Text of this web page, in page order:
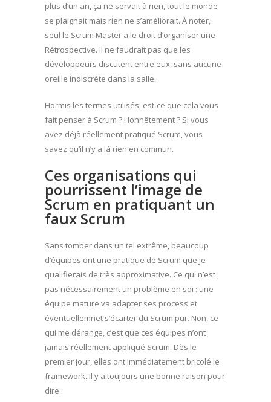
plus d’un an, ça ne servait à rien, tout le monde
se plaignait mais rien ne s’améliorait. À noter,
seul le Scrum Master a le droit d’organiser une
Rétrospective. Il ne faudrait pas que les
développeurs discutent entre eux, sans aucune
oreille indiscrète dans la salle.
Hormis les termes utilisés, est-ce que cela vous
fait penser à Scrum ? Honnêtement ? Si vous
avez déjà réellement pratiqué Scrum, vous
savez qu’il n’y a là rien en commun.
Ces organisations qui
pourrissent l’image de
Scrum en pratiquant un
faux Scrum
Sans tomber dans un tel extrême, beaucoup
d’équipes ont une pratique de Scrum que je
qualifierais de très approximative. Ce qui n’est
pas nécessairement un problème en soi : une
équipe mature va adapter ses process et
éventuellemnet s’écarter du Scrum pur. Non, ce
qui me dérange, c’est que ces équipes n’ont
jamais réellement appliqué Scrum. Dès le
premier jour, elles ont immédiatement bricolé le
framework. Il y a toujours une bonne raison pour
dire :